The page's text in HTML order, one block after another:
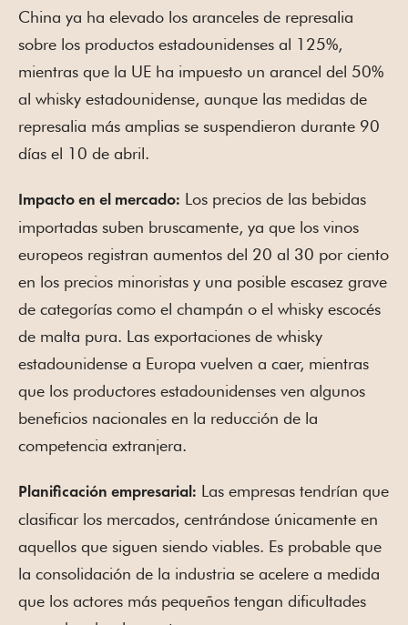
China ya ha elevado los aranceles de represalia
sobre los productos estadounidenses al 125%,
mientras que la UE ha impuesto un arancel del 50%
al whisky estadounidense, aunque las medidas de
represalia más amplias se suspendieron durante 90
días el 10 de abril.
Impacto en el mercado: Los precios de las bebidas
importadas suben bruscamente, ya que los vinos
europeos registran aumentos del 20 al 30 por ciento
en los precios minoristas y una posible escasez grave
de categorías como el champán o el whisky escocés
de malta pura. Las exportaciones de whisky
estadounidense a Europa vuelven a caer, mientras
que los productores estadounidenses ven algunos
beneficios nacionales en la reducción de la
competencia extranjera.
Planificación empresarial: Las empresas tendrían que
clasificar los mercados, centrándose únicamente en
aquellos que siguen siendo viables. Es probable que
la consolidación de la industria se acelere a medida
que los actores más pequeños tengan dificultades